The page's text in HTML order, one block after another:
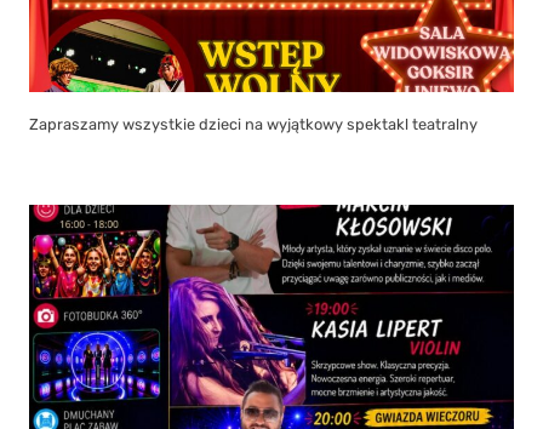
Zapraszamy wszystkie dzieci na wyjątkowy spektakl teatralny